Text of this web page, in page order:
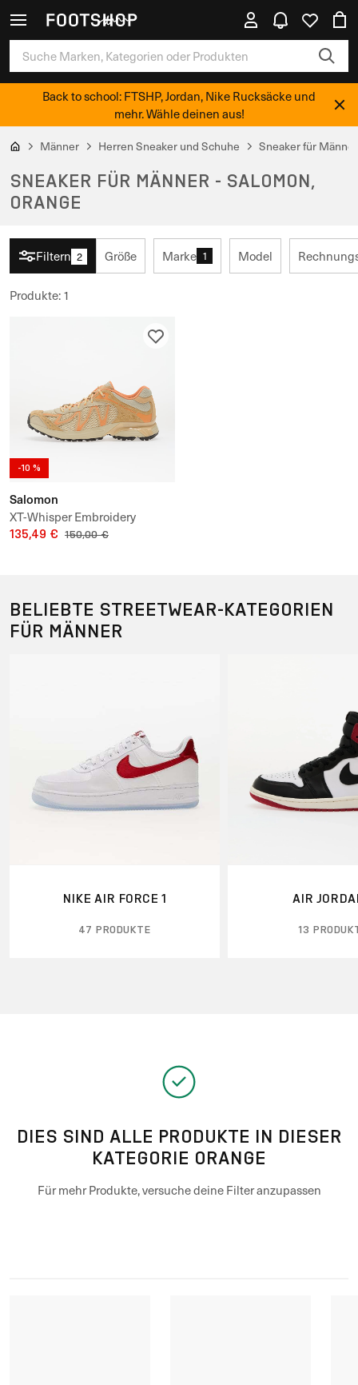
Back to school: FTSHP, Jordan, Nike Rucksäcke und
mehr. Wähle deinen aus!
Männer Herren Sneaker und Schuhe Sneaker für Männer
SNEAKER FÜR MÄNNER - SALOMON,
ORANGE
Filtern 2 Größe Marke 1 Model
Produkte: 1
-10 %
Salomon
XT-Whisper Embroidery
135,49 € 150,00 €
BELIEBTE STREETWEAR-KATEGORIEN
FÜR MÄNNER
NIKE AIR FORCE 1
47 PRODUKTE
AIR
13
DIES SIND ALLE PRODUKTE IN DIESER
KATEGORIE ORANGE
Für mehr Produkte, versuche deine Filter anzupassen